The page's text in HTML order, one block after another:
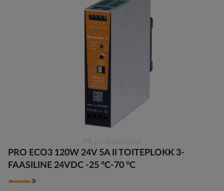
to
the
of
PRO ECO3 120W 24V 5A II TOITEPLOKK 3-
FAASILINE 24VDC -25 °C-70 °C